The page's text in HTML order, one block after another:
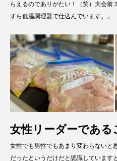
らえるのでありがたい！（笑）大会前
すら低温調理器で仕込んでいます。」
女性リーダーである
女性でも男性でもあまり変わらないと
だったというだけだと認識しています